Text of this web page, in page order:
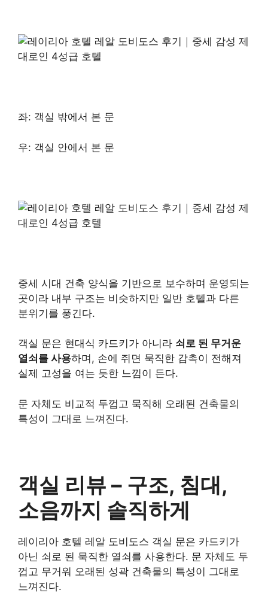
좌: 객실 밖에서 본 문
우: 객실 안에서 본 문
중세 시대 건축 양식을 기반으로 보수하며 운영되는
곳이라 내부 구조는 비슷하지만 일반 호텔과 다른
분위기를 풍긴다.
객실 문은 현대식 카드키가 아니라 쇠로 된 무거운
열쇠를 사용하며, 손에 쥐면 묵직한 감촉이 전해져
실제 고성을 여는 듯한 느낌이 든다.
문 자체도 비교적 두껍고 묵직해 오래된 건축물의
특성이 그대로 느껴진다.
객실 리뷰 – 구조, 침대,
소음까지 솔직하게
레이리아 호텔 레알 도비도스 객실 문은 카드키가
아닌 쇠로 된 묵직한 열쇠를 사용한다. 문 자체도 두
껍고 무거워 오래된 성곽 건축물의 특성이 그대로
느껴진다.